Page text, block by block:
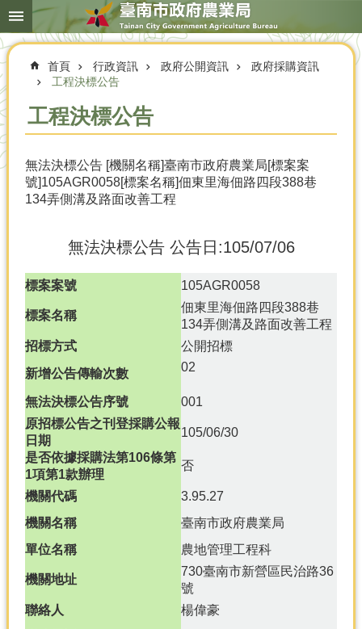
跳到主要內容區塊
搜
尋
進
局
簡
況
優
農
熱
資
民
務
行
資
首頁 行政資訊 政府公開資訊
政府採購資訊
工程決標公告
工程決標公告
無法決標公告 [機關名稱]臺南市政府農業局[標案案
號]105AGR0058[標案名稱]佃東里海佃路四段388巷
134弄側溝及路面改善工程
無法決標公告 公告日:105/07/06
標案案號 105AGR0058
標案名稱
佃東里海佃路四段388巷
134弄側溝及路面改善工程
招標方式
公開招標
新增公告傳輸次數
02
無法決標公告序號
001
原招標公告之刊登採購公報
日期
105/06/30
是否依據採購法第106條第
1項第1款辦理
否
機關代碼
3.95.27
機關名稱
臺南市政府農業局
單位名稱
農地管理工程科
機關地址
730臺南市新營區民治路36
號
聯絡人
楊偉豪